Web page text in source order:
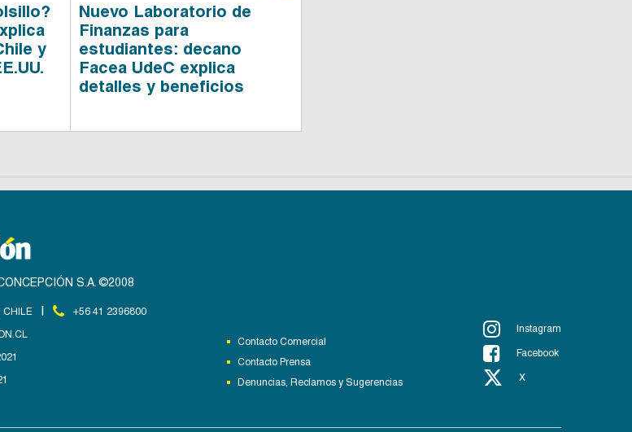
y
Nuevo Laboratorio de
Finanzas para
estudiantes: decano
Facea UdeC explica
detalles y beneficios
S.A. ©2008
CHILE
+56 41 2396800
Contacto Comercial
Contacto Prensa
Denuncias, Reclamos y Sugerencias
Instagram
Facebook
X